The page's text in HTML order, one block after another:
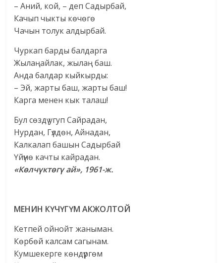
– Аний, кой, – деп Садырбай,
Качып чыкты көчөгө
Чачын толук алдырбай.
Чуркап барды балдарга
Жылаңайлак, жылаң баш.
Анда балдар кыйкырды:
– Эй, жарты баш, жарты баш!
Карга менен кык талаш!
Бул сөздү угуп Сайрадан,
Нурдан, Гүлдөн, Айнадан,
Калкалап башын Садырбай
Үйүнө качты кайрадан.
«Көлчүктөгү ай», 1961-ж.
МЕНИН КҮЧҮГҮМ АКЖОЛТОЙ
Кетпей ойнойт жаныман.
Көрбөй калсам сагынам.
Кумшекерге көндүргөм